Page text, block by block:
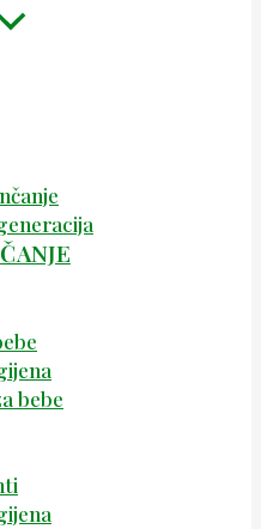
bebe